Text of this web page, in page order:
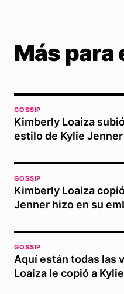
Más para
GOSSIP
Kimberly Loaiza
estilo de Kylie Jenner
GOSSIP
Kimberly Loaiza
Jenner hizo en su
GOSSIP
Aquí están todas las
Loaiza le copió a